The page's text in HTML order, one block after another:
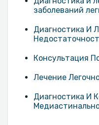
заболеваний
Диагностика И
Консультация
Лечение
Диагностика И